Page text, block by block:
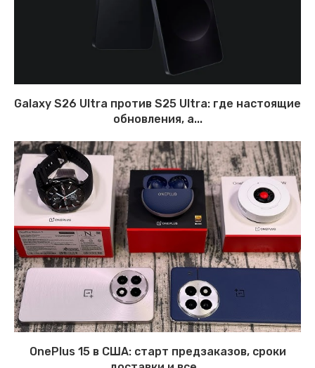
Galaxy S26 Ultra против S25 Ultra: где настоящие
обновления, а...
OnePlus 15 в США: старт предзаказов, сроки